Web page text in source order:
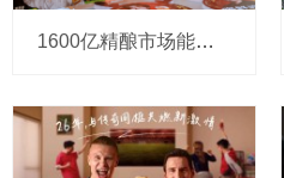
1600亿精酿市场能容纳多少家店？鲜啤福鹿家高层：3万至5万家，想撑起蜜雪集团第三增长曲线